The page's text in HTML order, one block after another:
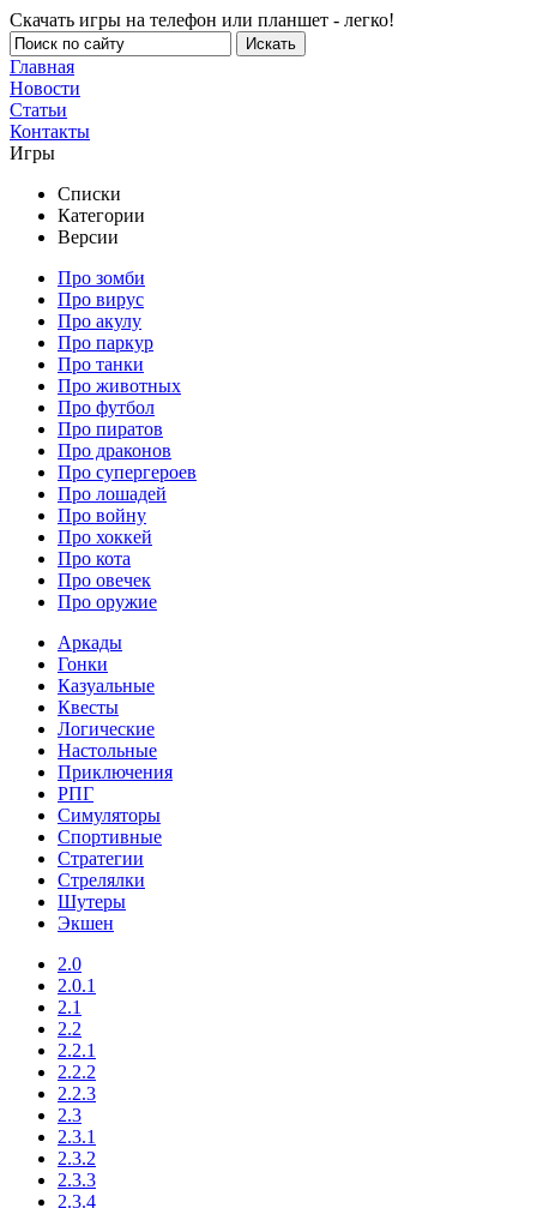
Скачать игры на телефон или планшет - легко!
Главная
Новости
Статьи
Контакты
Игры
Списки
Категории
Версии
Про зомби
Про вирус
Про акулу
Про паркур
Про танки
Про животных
Про футбол
Про пиратов
Про драконов
Про супергероев
Про лошадей
Про войну
Про хоккей
Про кота
Про овечек
Про оружие
Аркады
Гонки
Казуальные
Квесты
Логические
Настольные
Приключения
РПГ
Симуляторы
Спортивные
Стратегии
Стрелялки
Шутеры
Экшен
2.0
2.0.1
2.1
2.2
2.2.1
2.2.2
2.2.3
2.3
2.3.1
2.3.2
2.3.3
2.3.4